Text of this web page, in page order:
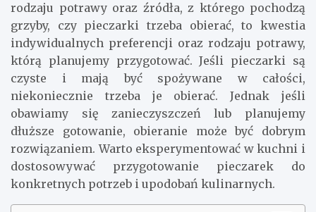
rodzaju potrawy oraz źródła, z którego pochodzą
grzyby, czy pieczarki trzeba obierać, to kwestia
indywidualnych preferencji oraz rodzaju potrawy,
którą planujemy przygotować. Jeśli pieczarki są
czyste i mają być spożywane w całości,
niekoniecznie trzeba je obierać. Jednak jeśli
obawiamy się zanieczyszczeń lub planujemy
dłuższe gotowanie, obieranie może być dobrym
rozwiązaniem. Warto eksperymentować w kuchni i
dostosowywać przygotowanie pieczarek do
konkretnych potrzeb i upodobań kulinarnych.